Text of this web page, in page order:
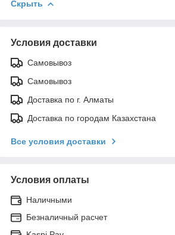
Скрыть
Условия доставки
Самовывоз
Самовывоз
Доставка по г. Алматы
Доставка по городам Казахстана
Все условия доставки
Условия оплаты
Наличными
Безналичный расчет